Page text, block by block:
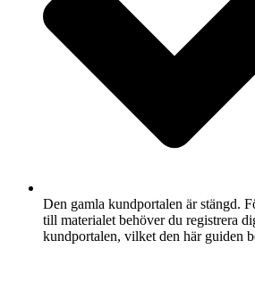
Den gamla kundportalen är stängd.
till materialet behöver du registrera
kundportalen, vilket den här guiden